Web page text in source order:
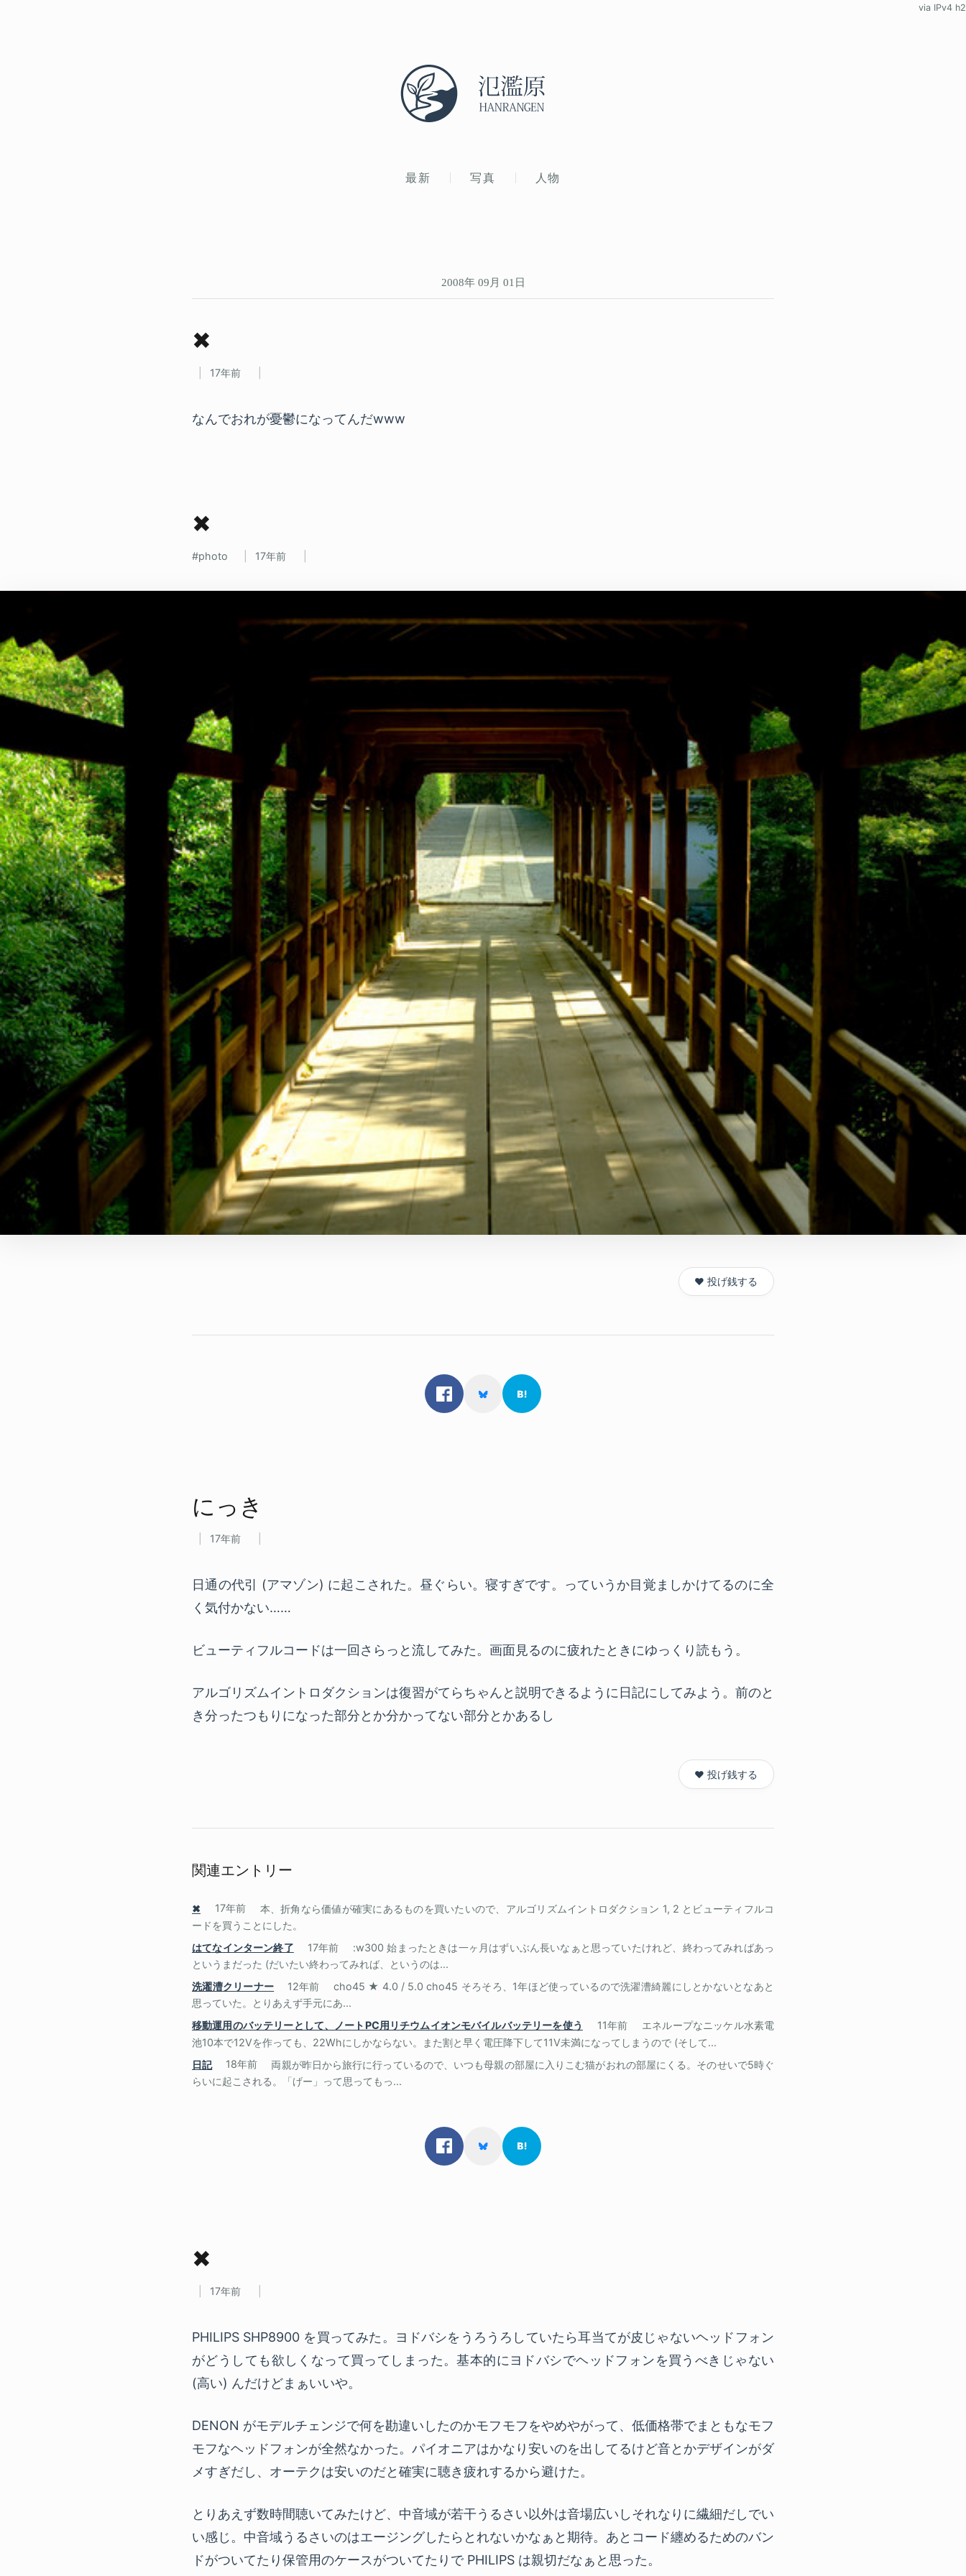
最新 写真 人物
via IPv4 h2
2008年 09月 01日
✖
17年前
なんでおれが憂鬱になってんだwww
✖
photo 17年前
❤️ 投げ銭する
にっき
17年前
日通の代引 (アマゾン) に起こされた。昼ぐらい。寝すぎです。っていうか目覚ましかけてるのに全
く気付かない……
ビューティフルコードは一回さらっと流してみた。画面見るのに疲れたときにゆっくり読もう。
アルゴリズムイントロダクションは復習がてらちゃんと説明できるように日記にしてみよう。前のと
き分ったつもりになった部分とか分かってない部分とかあるし
❤️ 投げ銭する
関連エントリー
✖ 17年前
本、折角なら価値が確実にあるものを買いたいので、アルゴリズムイントロダクション 1, 2 とビューティフルコ
ードを買うことにした。
はてなインターン終了
17年前
:w300 始まったときは一ヶ月はずいぶん長いなぁと思っていたけれど、終わってみればあっ
というまだった (だいたい終わってみれば、というのは...
洗濯漕クリーナー
12年前
cho45 ★ 4.0 / 5.0 cho45 そろそろ、1年ほど使っているので洗濯漕綺麗にしとかないとなあと
思っていた。とりあえず手元にあ...
移動運用のバッテリーとして、ノートPC用リチウムイオンモバイルバッテリーを使う
11年前
エネループなニッケル水素電
池10本で12Vを作っても、22Whにしかならない。また割と早く電圧降下して11V未満になってしまうので (そして...
日記
18年前
両親が昨日から旅行に行っているので、いつも母親の部屋に入りこむ猫がおれの部屋にくる。そのせいで5時ぐ
らいに起こされる。「げー」って思ってもっ...
✖
17年前
PHILIPS SHP8900 を買ってみた。ヨドバシをうろうろしていたら耳当てが皮じゃないヘッドフォン
がどうしても欲しくなって買ってしまった。基本的にヨドバシでヘッドフォンを買うべきじゃない
(高い) んだけどまぁいいや。
DENON がモデルチェンジで何を勘違いしたのかモフモフをやめやがって、低価格帯でまともなモフ
モフなヘッドフォンが全然なかった。パイオニアはかなり安いのを出してるけど音とかデザインがダ
メすぎだし、オーテクは安いのだと確実に聴き疲れするから避けた。
とりあえず数時間聴いてみたけど、中音域が若干うるさい以外は音場広いしそれなりに繊細だしでい
い感じ。中音域うるさいのはエージングしたらとれないかなぁと期待。あとコード纏めるためのバン
ドがついてたり保管用のケースがついてたりで PHILIPS は親切だなぁと思った。